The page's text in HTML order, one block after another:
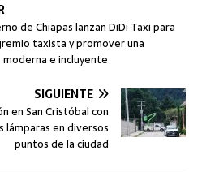
de Chiapas lanzan DiDi Taxi para
taxista y promover una
e incluyente
SIGUIENTE
en San Cristóbal con
lámparas en diversos
puntos de la ciudad